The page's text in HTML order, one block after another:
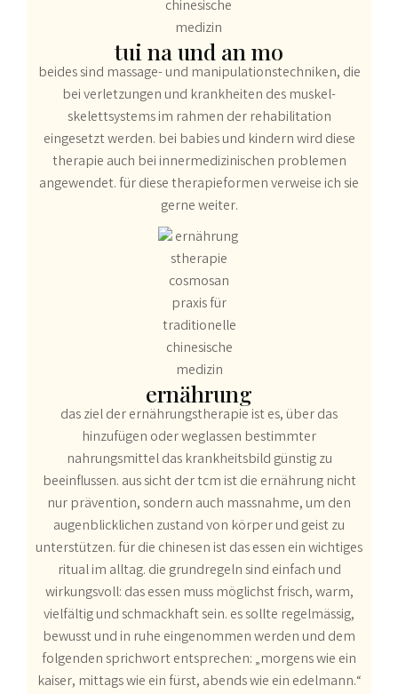
tui na und an mo
beides sind massage- und manipulationstechniken, die
bei verletzungen und krankheiten des muskel-
skelettsystems im rahmen der rehabilitation
eingesetzt werden. bei babies und kindern wird diese
therapie auch bei innermedizinischen problemen
angewendet. für diese therapieformen verweise ich sie
gerne weiter.
ernährung
das ziel der ernährungstherapie ist es, über das
hinzufügen oder weglassen bestimmter
nahrungsmittel das krankheitsbild günstig zu
beeinflussen. aus sicht der tcm ist die ernährung nicht
nur prävention, sondern auch massnahme, um den
augenblicklichen zustand von körper und geist zu
unterstützen. für die chinesen ist das essen ein wichtiges
ritual im alltag. die grundregeln sind einfach und
wirkungsvoll: das essen muss möglichst frisch, warm,
vielfältig und schmackhaft sein. es sollte regelmässig,
bewusst und in ruhe eingenommen werden und dem
folgenden sprichwort entsprechen: „morgens wie ein
kaiser, mittags wie ein fürst, abends wie ein edelmann.“